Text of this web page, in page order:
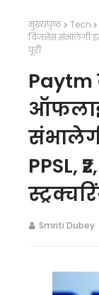
मुख्यपृष्ठ Tech
बिजनेस संभालेगी
पूरी
Paytm
PPSL,
Smriti Dubey